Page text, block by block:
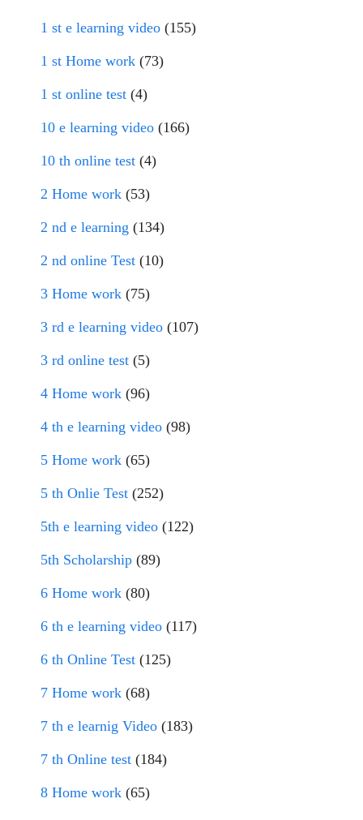
1 st e learning video (155)
1 st Home work (73)
1 st online test (4)
10 e learning video (166)
10 th online test (4)
2 Home work (53)
2 nd e learning (134)
2 nd online Test (10)
3 Home work (75)
3 rd e learning video (107)
3 rd online test (5)
4 Home work (96)
4 th e learning video (98)
5 Home work (65)
5 th Onlie Test (252)
5th e learning video (122)
5th Scholarship (89)
6 Home work (80)
6 th e learning video (117)
6 th Online Test (125)
7 Home work (68)
7 th e learnig Video (183)
7 th Online test (184)
8 Home work (65)